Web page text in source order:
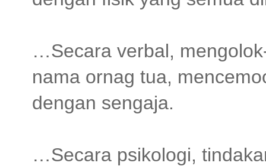
…Secara verbal,
nama ornag tua,
dengan sengaja.
…Secara psikologi,